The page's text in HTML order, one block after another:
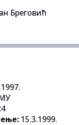
Бреговић
15.3.1999.